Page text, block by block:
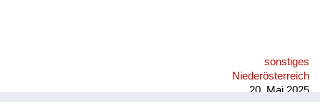
Die Russen sind da!“ und „Kommandatura“. Und tatsächlich
sind in den meisten Fällen Minuten nachher ist ein Wagen
sonstiges
Niederösterreich
20. Mai 2025